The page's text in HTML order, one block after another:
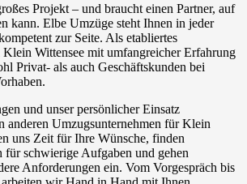
Projekt – und braucht einen Partner, auf
kann. Elbe Umzüge steht Ihnen in jeder
zur Seite. Als etabliertes
Klein Wittensee mit umfangreicher Erfahrung
Privat- als auch Geschäftskunden bei
und unser persönlicher Einsatz
anderen Umzugsunternehmen für Klein
uns Zeit für Ihre Wünsche, finden
für schwierige Aufgaben und gehen
Anforderungen ein. Vom Vorgespräch bis